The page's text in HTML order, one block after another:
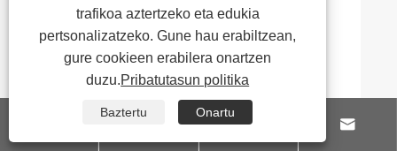
 
trafikoa aztertzeko eta edukia
pertsonalizatzeko. Gune hau erabiltzean,
gure cookieen erabilera onartzen
duzu.Pribatutasun politika
Baztertu Onartu